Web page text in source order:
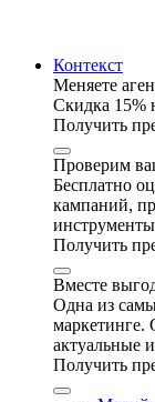
Контекст
Меняете
Скидка 15%
Получить
Проверим
Бесплатно
кампаний,
Получить
Вместе
Одна из
маркетинге.
актуальные
Получить